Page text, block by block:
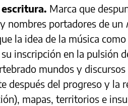
Marca que
nombres portadores de un
la idea de la música
inscripción en la pulsión
mundos y
después del progreso y la
mapas, territorios e